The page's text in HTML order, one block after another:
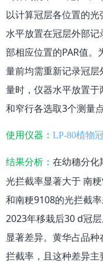
以计算冠层各位置的
水平放置在冠层外部记
部相应位置的PAR值
量前均需重新记录冠层
量时，仪器水平放置
和窄行各选取3个测量
使用仪器： LP-80植物
结果分析： 在幼穗分化
光拦截率显著大于 南
和南粳9108的光拦截
2023年移栽后30 d冠
显著差异。黄华占品
拦截率，且这种差异